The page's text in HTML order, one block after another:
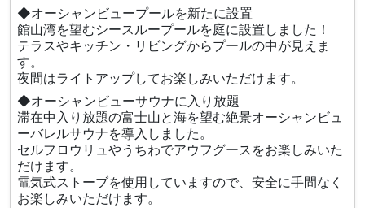
◆オーシャンビュープールを新たに設置
館山湾を望むシースループールを庭に設置しました！
テラスやキッチン・リビングからプールの中が見えま
す。
夜間はライトアップしてお楽しみいただけます。
◆オーシャンビューサウナに入り放題
滞在中入り放題の富士山と海を望む絶景オーシャンビュ
ーバレルサウナを導入しました。
セルフロウリュやうちわでアウフグースをお楽しみいた
だけます。
電気式ストーブを使用していますので、安全に手間なく
お楽しみいただけます。